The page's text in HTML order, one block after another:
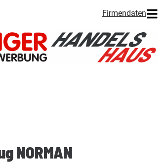
Firmendaten
NORMAN